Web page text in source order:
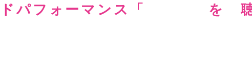
ンドパフォーマンス「 を